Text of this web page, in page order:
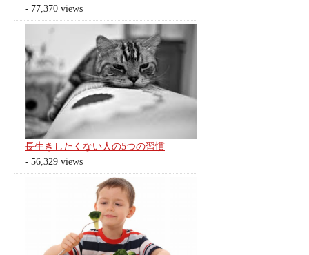
- 77,370 views
長生きしたくない人の5つの習慣
- 56,329 views